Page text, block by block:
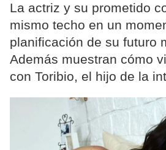
La actriz y su prometido
mismo techo en un
planificación de su futuro
Además muestran cómo
con Toribio, el hijo de la